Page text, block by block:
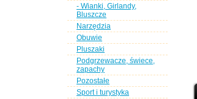
- Wianki, Girlandy,
Bluszcze
Narzędzia
Obuwie
Pluszaki
Podgrzewacze, świece,
zapachy
Pozostałe
Sport i turystyka